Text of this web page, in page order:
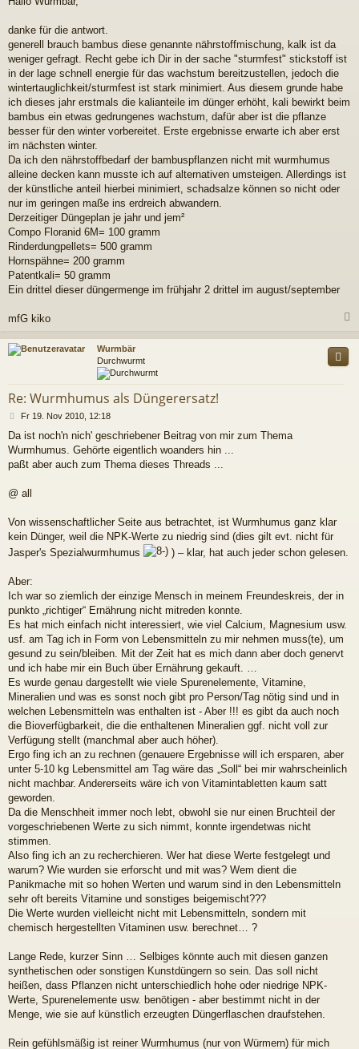
i
r
a
danke für die antwort.
generell brauch bambus diese genannte nährstoffmischung, kalk ist da
weniger gefragt. Recht gebe ich Dir in der sache "sturmfest" stickstoff ist
in der lage schnell energie für das wachstum bereitzustellen, jedoch die
wintertauglichkeit/sturmfest ist stark minimiert. Aus diesem grunde habe
ich dieses jahr erstmals die kalianteile im dünger erhöht, kali bewirkt beim
bambus ein etwas gedrungenes wachstum, dafür aber ist die pflanze
besser für den winter vorbereitet. Erste ergebnisse erwarte ich aber erst
im nächsten winter.
Da ich den nährstoffbedarf der bambuspflanzen nicht mit wurmhumus
alleine decken kann musste ich auf alternativen umsteigen. Allerdings ist
der künstliche anteil hierbei minimiert, schadsalze können so nicht oder
nur im geringen maße ins erdreich abwandern.
Derzeitiger Düngeplan je jahr und jem²
Compo Floranid 6M= 100 gramm
Rinderdungpellets= 500 gramm
Hornspähne= 200 gramm
Patentkali= 50 gramm
Ein drittel dieser düngermenge im frühjahr 2 drittel im august/september
mfG kiko
c
Wurmbär
Durchwurmt
Re: Wurmhumus als Düngerersatz!
B
i
t
r
Fr 19. Nov 2010, 12:18
Da ist noch'n nich' geschriebener Beitrag von mir zum Thema
Wurmhumus. Gehörte eigentlich woanders hin ...
paßt aber auch zum Thema dieses Threads ...
@ all
Von wissenschaftlicher Seite aus betrachtet, ist Wurmhumus ganz klar
kein Dünger, weil die NPK-Werte zu niedrig sind (dies gilt evt. nicht für
Jasper's Spezialwurmhumus
) – klar, hat auch jeder schon gelesen.
Aber:
Ich war so ziemlich der einzige Mensch in meinem Freundeskreis, der in
punkto „richtiger“ Ernährung nicht mitreden konnte.
Es hat mich einfach nicht interessiert, wie viel Calcium, Magnesium usw.
usf. am Tag ich in Form von Lebensmitteln zu mir nehmen muss(te), um
gesund zu sein/bleiben. Mit der Zeit hat es mich dann aber doch genervt
und ich habe mir ein Buch über Ernährung gekauft. …
Es wurde genau dargestellt wie viele Spurenelemente, Vitamine,
Mineralien und was es sonst noch gibt pro Person/Tag nötig sind und in
welchen Lebensmitteln was enthalten ist - Aber !!! es gibt da auch noch
die Bioverfügbarkeit, die die enthaltenen Mineralien ggf. nicht voll zur
Verfügung stellt (manchmal aber auch höher).
Ergo fing ich an zu rechnen (genauere Ergebnisse will ich ersparen, aber
unter 5-10 kg Lebensmittel am Tag wäre das „Soll“ bei mir wahrscheinlich
nicht machbar. Andererseits wäre ich von Vitamintabletten kaum satt
geworden.
Da die Menschheit immer noch lebt, obwohl sie nur einen Bruchteil der
vorgeschriebenen Werte zu sich nimmt, konnte irgendetwas nicht
stimmen.
Also fing ich an zu recherchieren. Wer hat diese Werte festgelegt und
warum? Wie wurden sie erforscht und mit was? Wem dient die
Panikmache mit so hohen Werten und warum sind in den Lebensmitteln
sehr oft bereits Vitamine und sonstiges beigemischt???
Die Werte wurden vielleicht nicht mit Lebensmitteln, sondern mit
chemisch hergestellten Vitaminen usw. berechnet… ?
Lange Rede, kurzer Sinn … Selbiges könnte auch mit diesen ganzen
synthetischen oder sonstigen Kunstdüngern so sein. Das soll nicht
heißen, dass Pflanzen nicht unterschiedlich hohe oder niedrige NPK-
Werte, Spurenelemente usw. benötigen - aber bestimmt nicht in der
Menge, wie sie auf künstlich erzeugten Düngerflaschen draufstehen.
Rein gefühlsmäßig ist reiner Wurmhumus (nur von Würmern) für mich